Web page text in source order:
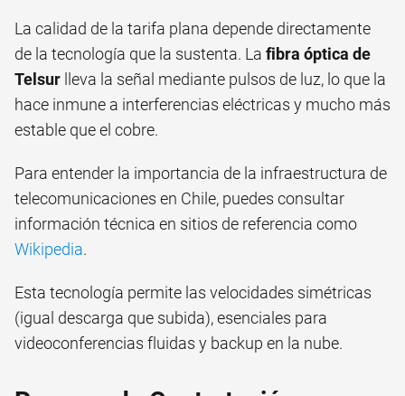
La calidad de la tarifa plana depende directamente
de la tecnología que la sustenta. La fibra óptica de
Telsur lleva la señal mediante pulsos de luz, lo que la
hace inmune a interferencias eléctricas y mucho más
estable que el cobre.
Para entender la importancia de la infraestructura de
telecomunicaciones en Chile, puedes consultar
información técnica en sitios de referencia como
Wikipedia.
Esta tecnología permite las velocidades simétricas
(igual descarga que subida), esenciales para
videoconferencias fluidas y backup en la nube.